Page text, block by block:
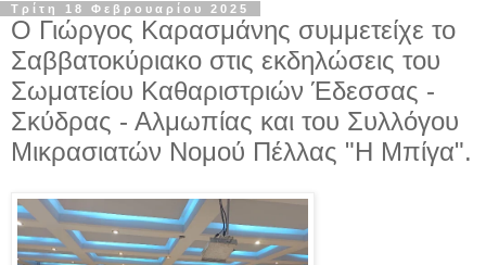
Τρίτη 18 Φεβρουαρίου 2025
O Γιώργος Καρασμάνης συμμετείχε το
Σαββατοκύριακο στις εκδηλώσεις του
Σωματείου Καθαριστριών Έδεσσας -
Σκύδρας - Αλμωπίας και του Συλλόγου
Μικρασιατών Νομού Πέλλας "Η Μπίγα".